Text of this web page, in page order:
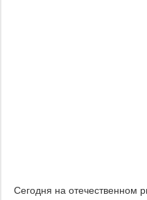
Сегодня на отечественном